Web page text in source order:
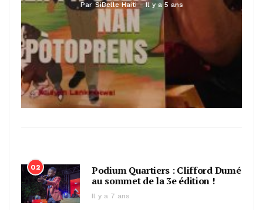
Par SiBelle Haiti Il y a 5 ans
02
Podium Quartiers : Clifford Dumé
au sommet de la 3e édition !
Il y a 7 ans